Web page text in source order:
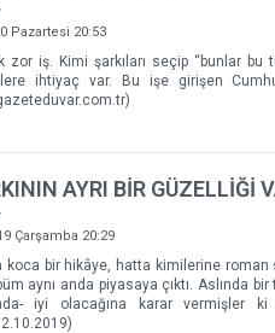
Pazartesi 20:53
zor iş. Kimi şarkıları seçip “bunlar
ihtiyaç var. Bu işe girişen
AYRI BİR GÜZELLİĞİ
Çarşamba 20:29
koca bir hikâye, hatta kimilerine roman
aynı anda piyasaya çıktı. Aslında
iyi olacağına karar vermişler ki